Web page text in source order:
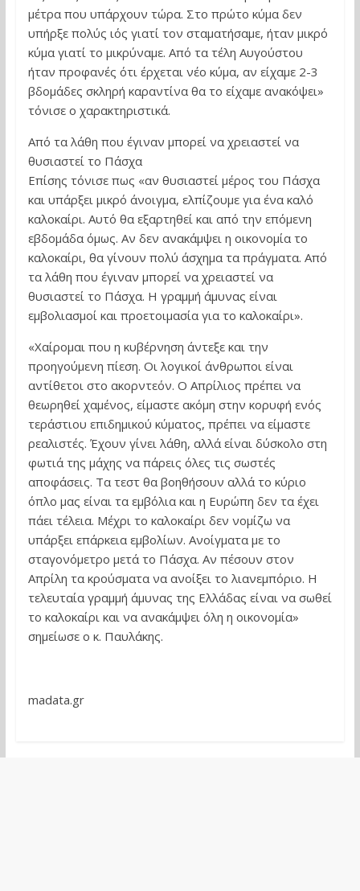
μέτρα που υπάρχουν τώρα. Στο πρώτο κύμα δεν
υπήρξε πολύς ιός γιατί τον σταματήσαμε, ήταν μικρό
κύμα γιατί το μικρύναμε. Από τα τέλη Αυγούστου
ήταν προφανές ότι έρχεται νέο κύμα, αν είχαμε 2-3
βδομάδες σκληρή καραντίνα θα το είχαμε ανακόψει»
τόνισε ο χαρακτηριστικά.
Από τα λάθη που έγιναν μπορεί να χρειαστεί να
θυσιαστεί το Πάσχα
Επίσης τόνισε πως «αν θυσιαστεί μέρος του Πάσχα
και υπάρξει μικρό άνοιγμα, ελπίζουμε για ένα καλό
καλοκαίρι. Αυτό θα εξαρτηθεί και από την επόμενη
εβδομάδα όμως. Αν δεν ανακάμψει η οικονομία το
καλοκαίρι, θα γίνουν πολύ άσχημα τα πράγματα. Από
τα λάθη που έγιναν μπορεί να χρειαστεί να
θυσιαστεί το Πάσχα. Η γραμμή άμυνας είναι
εμβολιασμοί και προετοιμασία για το καλοκαίρι».
«Χαίρομαι που η κυβέρνηση άντεξε και την
προηγούμενη πίεση. Οι λογικοί άνθρωποι είναι
αντίθετοι στο ακορντεόν. Ο Απρίλιος πρέπει να
θεωρηθεί χαμένος, είμαστε ακόμη στην κορυφή ενός
τεράστιου επιδημικού κύματος, πρέπει να είμαστε
ρεαλιστές. Έχουν γίνει λάθη, αλλά είναι δύσκολο στη
φωτιά της μάχης να πάρεις όλες τις σωστές
αποφάσεις. Τα τεστ θα βοηθήσουν αλλά το κύριο
όπλο μας είναι τα εμβόλια και η Ευρώπη δεν τα έχει
πάει τέλεια. Μέχρι το καλοκαίρι δεν νομίζω να
υπάρξει επάρκεια εμβολίων. Ανοίγματα με το
σταγονόμετρο μετά το Πάσχα. Αν πέσουν στον
Απρίλη τα κρούσματα να ανοίξει το λιανεμπόριο. Η
τελευταία γραμμή άμυνας της Ελλάδας είναι να σωθεί
το καλοκαίρι και να ανακάμψει όλη η οικονομία»
σημείωσε ο κ. Παυλάκης.
madata.gr